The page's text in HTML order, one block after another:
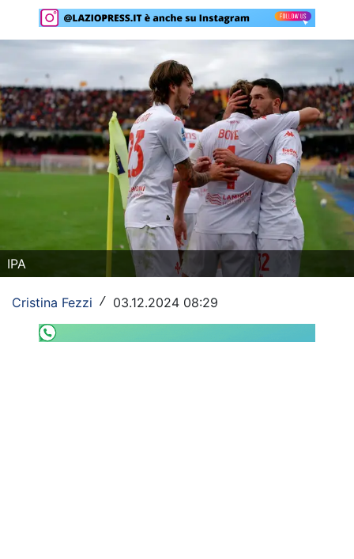
Serie A
Champions League
Europa League
Altri Sport
Formula 1
SHOP LAZIO
IPA
Cristina Fezzi / 03.12.2024 08:29